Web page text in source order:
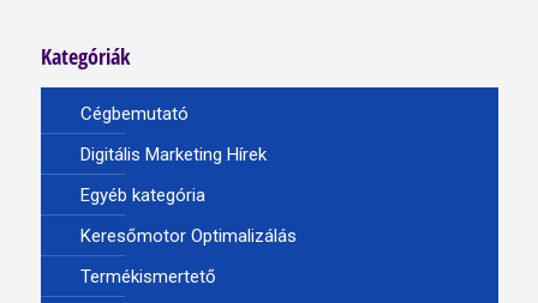
Kategóriák
Cégbemutató
Digitális Marketing Hírek
Egyéb kategória
Keresőmotor Optimalizálás
Termékismertető